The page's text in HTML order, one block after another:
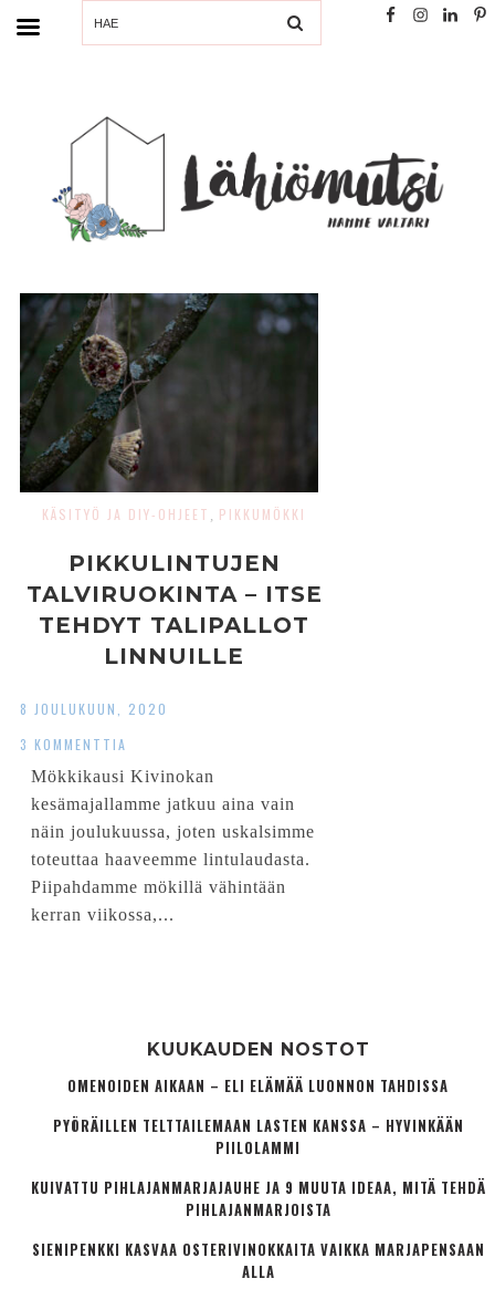
SEARCH
KÄSITYÖ JA DIY-OHJEET PIKKUMÖKKI
PIKKULINTUJEN
TALVIRUOKINTA – ITSE
TEHDYT TALIPALLOT
LINNUILLE
8 JOULUKUUN, 2020
3 KOMMENTTIA
Mökkikausi Kivinokan
kesämajallamme jatkuu aina vain
näin joulukuussa, joten uskalsimme
toteuttaa haaveemme lintulaudasta.
Piipahdamme mökillä vähintään
kerran viikossa,...
KUUKAUDEN NOSTOT
OMENOIDEN AIKAAN – ELI ELÄMÄÄ LUONNON TAHDISSA
PYÖRÄILLEN TELTTAILEMAAN LASTEN KANSSA – HYVINKÄÄN
PIILOLAMMI
KUIVATTU PIHLAJANMARJAJAUHE JA 9 MUUTA IDEAA, MITÄ TEHDÄ
PIHLAJANMARJOISTA
SIENIPENKKI KASVAA OSTERIVINOKKAITA VAIKKA MARJAPENSAAN
ALLA